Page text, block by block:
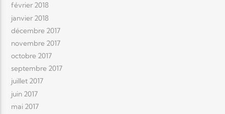
février 2018
janvier 2018
décembre 2017
novembre 2017
octobre 2017
septembre 2017
juillet 2017
juin 2017
mai 2017